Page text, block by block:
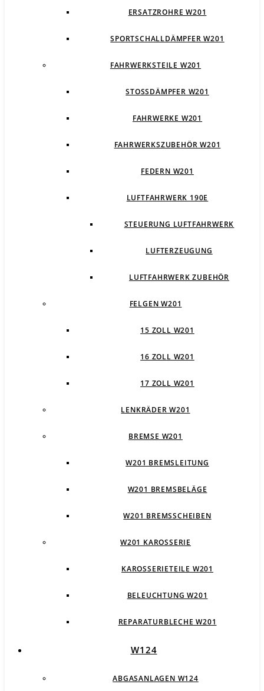
ERSATZROHRE W201
SPORTSCHALLDÄMPFER W201
FAHRWERKSTEILE W201
STOSSDÄMPFER W201
FAHRWERKE W201
FAHRWERKSZUBEHÖR W201
FEDERN W201
LUFTFAHRWERK 190E
STEUERUNG LUFTFAHRWERK
LUFTERZEUGUNG
LUFTFAHRWERK ZUBEHÖR
FELGEN W201
15 ZOLL W201
16 ZOLL W201
17 ZOLL W201
LENKRÄDER W201
BREMSE W201
W201 BREMSLEITUNG
W201 BREMSBELÄGE
W201 BREMSSCHEIBEN
W201 KAROSSERIE
KAROSSERIETEILE W201
BELEUCHTUNG W201
REPARATURBLECHE W201
W124
ABGASANLAGEN W124